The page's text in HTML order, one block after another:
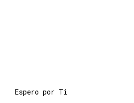
Espero por Ti